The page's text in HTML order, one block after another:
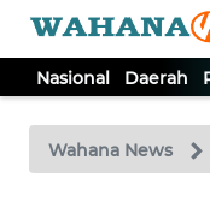
Nasional Daerah
Wahana News
TV
Tutup